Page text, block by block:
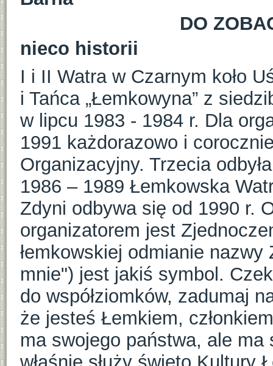
DO
nieco historii
I i II Watra w Czarnym koło
i Tańca „Łemkowyna” z
w lipcu 1983 - 1984 r. Dla
1991 każdorazowo i
Organizacyjny. Trzecia
1986 – 1989 Łemkowska
Zdyni odbywa się od 1990 r.
organizatorem jest
łemkowskiej odmianie
mnie") jest jakiś symbol.
do współziomków, zadumaj
że jesteś Łemkiem,
ma swojego państwa, ale